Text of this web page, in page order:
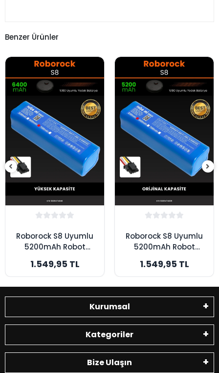
Benzer Ürünler
Roborock S8 Uyumlu
5200mAh Robot
Kutusuz Model -
Yüksek Kapasite
1.549,95 TL
Roborock S8 Uyumlu
5200mAh Robot
Kutusuz Model -
Orijinal Kapasite
1.549,95 TL
Kurumsal
Kategoriler
Bize Ulaşın